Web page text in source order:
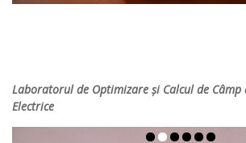
Laboratorul de Optimizare și Calcul de
Electrice